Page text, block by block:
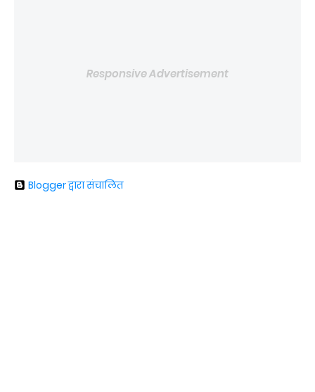
Responsive Advertisement
Blogger द्वारा संचालित